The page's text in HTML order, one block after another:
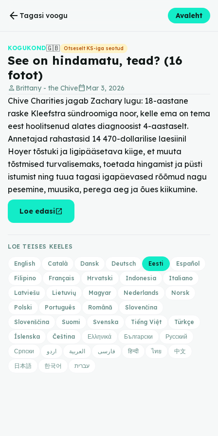
arrow_back Tagasi voogu Avaleht
KOGUKOND🇬🇧 Otseselt KS-iga seotud
See on hindamatu, tead? (16
fotot)
person Brittany - the Chivecalendar_todayMar 3, 2026
Chive Charities jagab Zachary lugu: 18-aastane
raske Kleefstra sündroomiga noor, kelle ema on tema
eest hoolitsenud alates diagnoosist 4-aastaselt.
Annetajad rahastasid 14 470-dollarilise laesiinil
Hoyer tõstuki ja ligipääsetava kiige, et muuta
tõstmised turvalisemaks, toetada hingamist ja püsti
istumist ning tuua tagasi igapäevased rõõmud nagu
pesemine, muusika, perega aeg ja õues kiikumine.
Loe edasiopen_in_new
LOE TEISES KEELES
English Català Dansk Deutsch Eesti
Español
Filipino
Français Hrvatski Indonesia
Italiano
Latviešu
Lietuvių Magyar Nederlands
Norsk
Polski
Português Română
Slovenčina
Slovenščina
Suomi Svenska Tiếng Việt
Türkçe
Íslenska
Čeština Ελληνικά Български
Русский
Српски
اردو العربية فارسی हिन्दी ไทย
中文
日本語
한국어 עברית